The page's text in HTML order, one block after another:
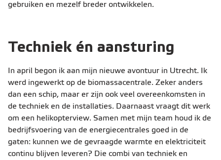
gebruiken en mezelf breder ontwikkelen.
Techniek én aansturing
In april begon ik aan mijn nieuwe avontuur in Utrecht. Ik
werd ingewerkt op de biomassacentrale. Zeker anders
dan een schip, maar er zijn ook veel overeenkomsten in
de techniek en de installaties. Daarnaast vraagt dit werk
om een helikopterview. Samen met mijn team houd ik de
bedrijfsvoering van de energiecentrales goed in de
gaten: kunnen we de gevraagde warmte en elektriciteit
continu blijven leveren? Die combi van techniek en